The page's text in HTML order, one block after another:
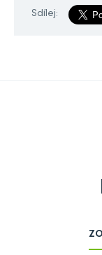
Sdílej: